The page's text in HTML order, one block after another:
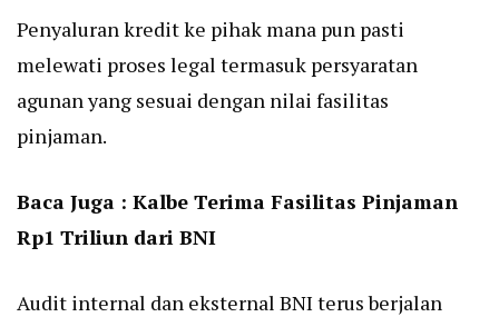
Penyaluran kredit ke pihak mana pun pasti
melewati proses legal termasuk persyaratan
agunan yang sesuai dengan nilai fasilitas
pinjaman.
Baca Juga : Kalbe Terima Fasilitas Pinjaman
Rp1 Triliun dari BNI
Audit internal dan eksternal BNI terus berjalan